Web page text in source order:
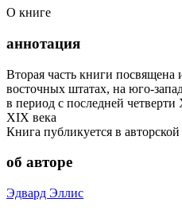
О книге
аннотация
Вторая часть книги
восточных штатах, на юго-
в период с последней
XIX века
Книга публикуется в
об авторе
Эдвард Эллис